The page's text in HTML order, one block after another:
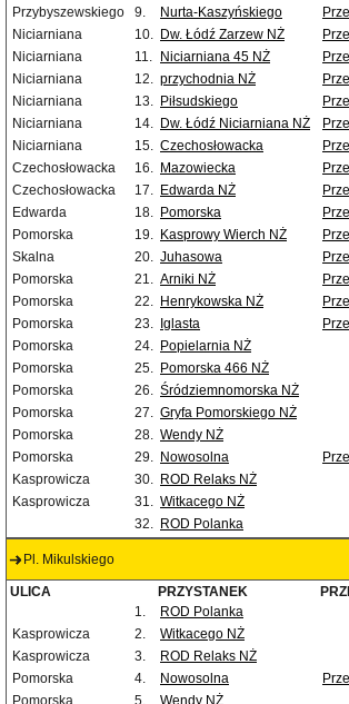
Przybyszewskiego
9. Nurta-Kaszyńskiego
Niciarniana
10. Dw. Łódź Zarzew NŻ
Niciarniana
11. Niciarniana 45 NŻ
Niciarniana
12. przychodnia NŻ
Niciarniana
13. Piłsudskiego
Niciarniana
14. Dw. Łódź Niciarniana NŻ
Niciarniana
15. Czechosłowacka
Czechosłowacka
16. Mazowiecka
Czechosłowacka
17. Edwarda NŻ
Edwarda
18. Pomorska
Pomorska
19. Kasprowy Wierch NŻ
Skalna
20. Juhasowa
Pomorska
21. Arniki NŻ
Pomorska
22. Henrykowska NŻ
Pomorska
23. Iglasta
Pomorska
24. Popielarnia NŻ
Pomorska
25. Pomorska 466 NŻ
Pomorska
26. Śródziemnomorska NŻ
Pomorska
27. Gryfa Pomorskiego NŻ
Pomorska
28. Wendy NŻ
Pomorska
29. Nowosolna
Kasprowicza
30. ROD Relaks NŻ
Kasprowicza
31. Witkacego NŻ
32. ROD Polanka
Pl. Mikulskiego
ULICA PRZYSTANEK
1.
ROD Polanka
Kasprowicza
2.
Witkacego NŻ
Kasprowicza
3.
ROD Relaks NŻ
Pomorska
4. Nowosolna
Pomorska
5.
Wendy NŻ